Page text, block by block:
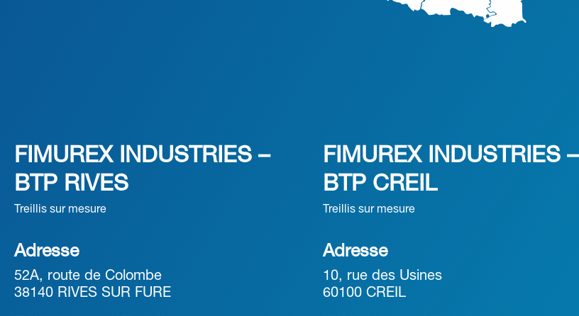
FIMUREX INDUSTRIES –
BTP RIVES
Treillis sur mesure
Adresse
52A, route de Colombe
38140 RIVES SUR FURE
FIMUREX INDUSTRIES –
BTP CREIL
Treillis sur mesure
Adresse
10, rue des Usines
60100 CREIL